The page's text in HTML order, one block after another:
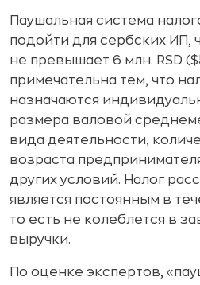
Паушальная система
подойти для сербских ИП,
не превышает 6 млн. RSD
примечательна тем, что
назначаются
размера валовой
вида деятельности,
возраста
других условий. Налог
является постоянным в
то есть не колеблется в
выручки.
По оценке экспертов,